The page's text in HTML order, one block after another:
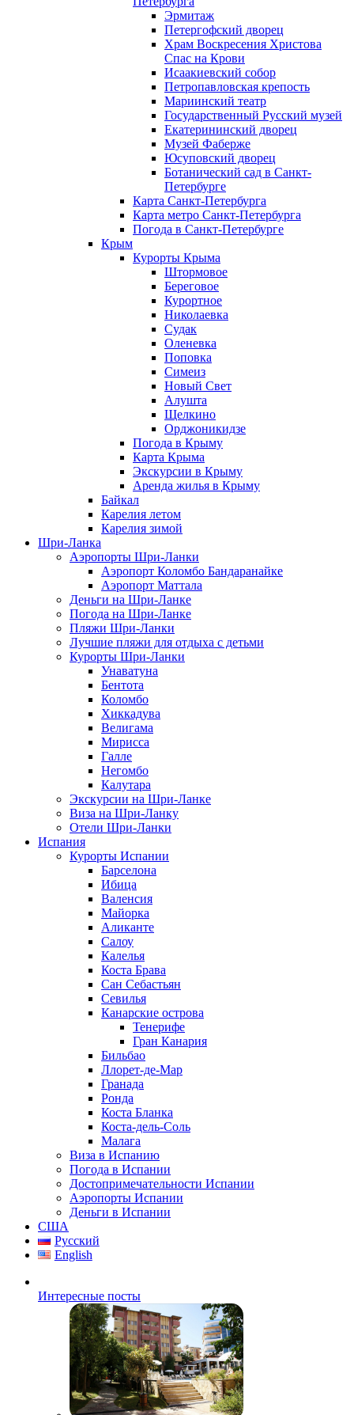
Эрмитаж
Петергофский дворец
Храм Воскресения Христова
Спас на Крови
Исаакиевский собор
Петропавловская крепость
Мариинский театр
Государственный Русский музей
Екатерининский дворец
Музей Фаберже
Юсуповский дворец
Ботанический сад в Санкт-
Петербурге
Карта Санкт-Петербурга
Карта метро Санкт-Петербурга
Погода в Санкт-Петербурге
Крым
Курорты Крыма
Штормовое
Береговое
Курортное
Николаевка
Судак
Оленевка
Поповка
Симеиз
Новый Свет
Алушта
Щелкино
Орджоникидзе
Погода в Крыму
Карта Крыма
Экскурсии в Крыму
Аренда жилья в Крыму
Байкал
Карелия летом
Карелия зимой
Шри-Ланка
Аэропорты Шри-Ланки
Аэропорт Коломбо Бандаранайке
Аэропорт Маттала
Деньги на Шри-Ланке
Погода на Шри-Ланке
Пляжи Шри-Ланки
Лучшие пляжи для отдыха с детьми
Курорты Шри-Ланки
Унаватуна
Бентота
Коломбо
Хиккадува
Велигама
Мирисса
Галле
Негомбо
Калутара
Экскурсии на Шри-Ланке
Виза на Шри-Ланку
Отели Шри-Ланки
Испания
Курорты Испании
Барселона
Ибица
Валенсия
Майорка
Аликанте
Салоу
Калелья
Коста Брава
Сан Себастьян
Севилья
Канарские острова
Тенерифе
Гран Канария
Бильбао
Ллорет-де-Мар
Гранада
Ронда
Коста Бланка
Коста-дель-Соль
Малага
Виза в Испанию
Погода в Испании
Достопримечательности Испании
Аэропорты Испании
Деньги в Испании
США
Русский
English
Интересные посты